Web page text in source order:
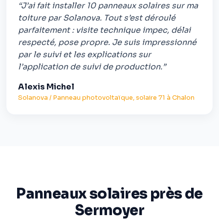
“J’ai fait installer 10 panneaux solaires sur ma
toiture par Solanova. Tout s’est déroulé
parfaitement : visite technique impec, délai
respecté, pose propre. Je suis impressionné
par le suivi et les explications sur
l’application de suivi de production.”
Alexis Michel
Solanova / Panneau photovoltaïque, solaire 71 à Chalon
Panneaux solaires près de
Sermoyer